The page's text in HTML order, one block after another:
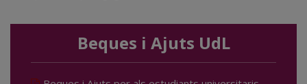
Beques i Ajuts UdL